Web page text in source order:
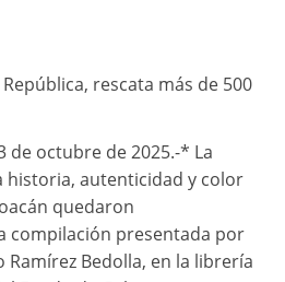
rescata más de 500
de octubre de 2025.-* La
historia, autenticidad y color
quedaron
compilación presentada por
Bedolla, en la librería